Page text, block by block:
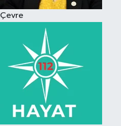
Çevre
Sağlık
Siyaset
Spor
Yaşam
Yerel Yönetimler